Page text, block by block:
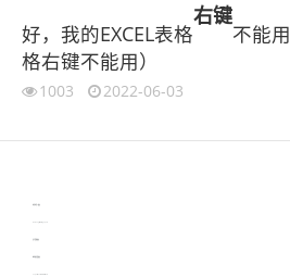
好，我的EXCEL表格
右键
不能
格右键不能用）
1003 2022-06-03